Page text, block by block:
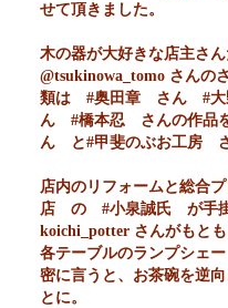
せて頂きました。
木の器が大好きな店主さ
@tsukinowa_tomo さんの
類は #奥田章 さん #
ん #橋本忍 さんの作品
ん と#甲斐のぶお工房
店内のリフォームと総合
店 の #小泉誠氏 が手掛
koichi_potter さんがもと
各テーブルのランプシェ
密に言うと、お茶碗を逆
とに。